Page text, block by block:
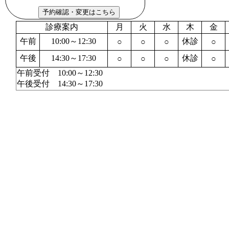
診療案内 月 火 水 木 金
午前
10:00～12:30 ○ ○ ○ 休診 ○
午後
14:30～17:30 ○ ○ ○ 休診 ○
午前受付 10:00～12:30
午後受付 14:30～17:30